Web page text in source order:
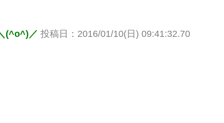
(^o^)／ 投稿日：2016/01/10(日) 09:41:32.70